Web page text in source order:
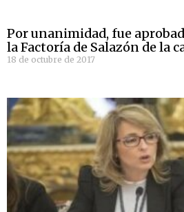
Por unanimidad, fue
la Factoría de Salazón de la
18 de octubre de 2017